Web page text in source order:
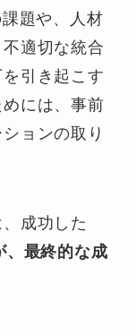
題や、人材
適切な統合
引き起こす
には、事前
ョンの取り
成功した
、最終的な成